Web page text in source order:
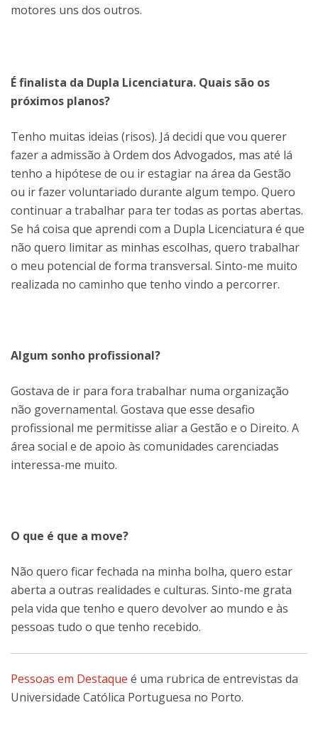
motores uns dos outros.
É finalista da Dupla Licenciatura. Quais são os
próximos planos?
Tenho muitas ideias (risos). Já decidi que vou querer
fazer a admissão à Ordem dos Advogados, mas até lá
tenho a hipótese de ou ir estagiar na área da Gestão
ou ir fazer voluntariado durante algum tempo. Quero
continuar a trabalhar para ter todas as portas abertas.
Se há coisa que aprendi com a Dupla Licenciatura é que
não quero limitar as minhas escolhas, quero trabalhar
o meu potencial de forma transversal. Sinto-me muito
realizada no caminho que tenho vindo a percorrer.
Algum sonho profissional?
Gostava de ir para fora trabalhar numa organização
não governamental. Gostava que esse desafio
profissional me permitisse aliar a Gestão e o Direito. A
área social e de apoio às comunidades carenciadas
interessa-me muito.
O que é que a move?
Não quero ficar fechada na minha bolha, quero estar
aberta a outras realidades e culturas. Sinto-me grata
pela vida que tenho e quero devolver ao mundo e às
pessoas tudo o que tenho recebido.
Pessoas em Destaque é uma rubrica de entrevistas da
Universidade Católica Portuguesa no Porto.